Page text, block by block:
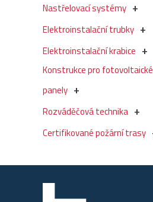
Nastřelovací systémy
Elektroinstalační trubky
Elektroinstalační krabice
Konstrukce pro fotovoltaické
panely
Rozváděčová technika
Certifikované požární trasy